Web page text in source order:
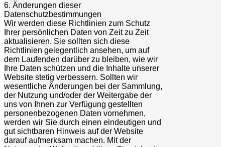
6. Änderungen dieser
Datenschutzbestimmungen
Wir werden diese Richtlinien zum Schutz
Ihrer persönlichen Daten von Zeit zu Zeit
aktualisieren. Sie sollten sich diese
Richtlinien gelegentlich ansehen, um auf
dem Laufenden darüber zu bleiben, wie wir
Ihre Daten schützen und die Inhalte unserer
Website stetig verbessern. Sollten wir
wesentliche Änderungen bei der Sammlung,
der Nutzung und/oder der Weitergabe der
uns von Ihnen zur Verfügung gestellten
personenbezogenen Daten vornehmen,
werden wir Sie durch einen eindeutigen und
gut sichtbaren Hinweis auf der Website
darauf aufmerksam machen. Mit der